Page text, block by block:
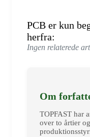
PCB er kun
herfra:
Ingen relaterede
Om
TOPFAST har
over to årtier